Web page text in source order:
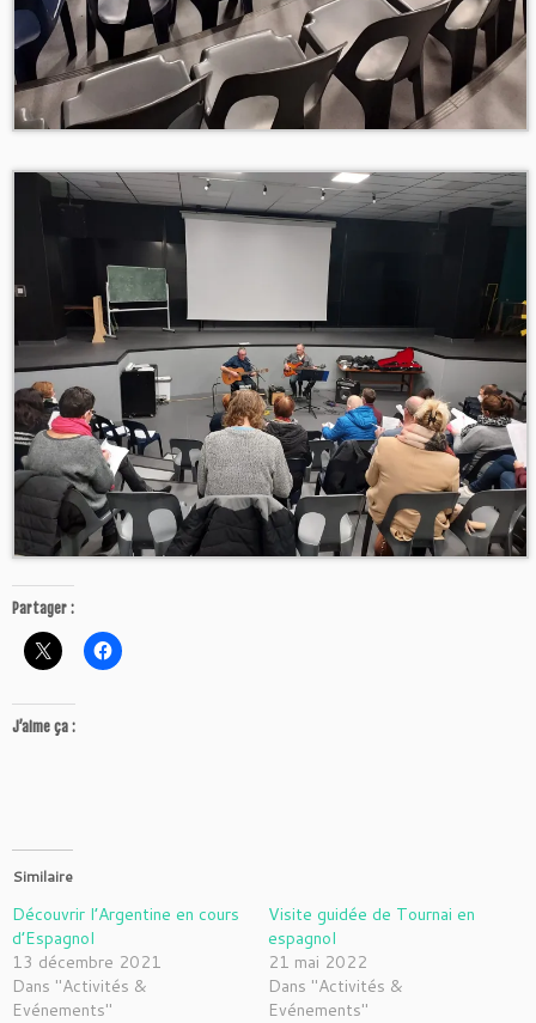
Partager :
J’aime ça :
Similaire
Découvrir l’Argentine en cours
d’Espagnol
13 décembre 2021
Dans "Activités &
Evénements"
Visite guidée de Tournai en
espagnol
21 mai 2022
Dans "Activités &
Evénements"